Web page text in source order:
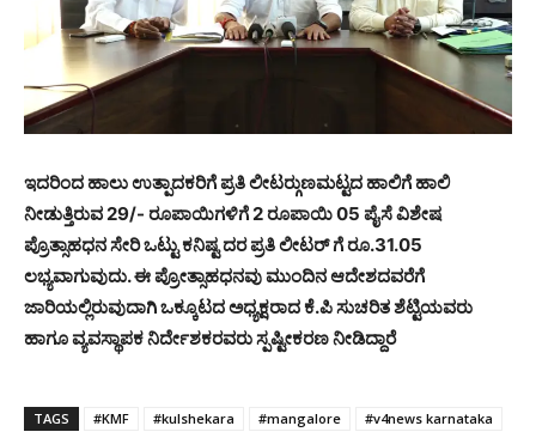
ಇದರಿಂದ ಹಾಲು ಉತ್ಪಾದಕರಿಗೆ ಪ್ರತಿ ಲೀಟರ್‍ಗುಣಮಟ್ಟದ ಹಾಲಿಗೆ ಹಾಲಿ
ನೀಡುತ್ತಿರುವ 29/- ರೂಪಾಯಿಗಳಿಗೆ 2 ರೂಪಾಯಿ 05 ಪೈಸೆ ವಿಶೇಷ
ಪ್ರೊತ್ಸಾಹಧನ ಸೇರಿ ಒಟ್ಟು ಕನಿಷ್ಟ ದರ ಪ್ರತಿ ಲೀಟರ್ ಗೆ ರೂ.31.05
ಲಭ್ಯವಾಗುವುದು. ಈ ಪ್ರೋತ್ಸಾಹಧನವು ಮುಂದಿನ ಆದೇಶದವರೆಗೆ
ಜಾರಿಯಲ್ಲಿರುವುದಾಗಿ ಒಕ್ಕೂಟದ ಅಧ್ಯಕ್ಷರಾದ ಕೆ.ಪಿ ಸುಚರಿತ ಶೆಟ್ಟಿಯವರು
ಹಾಗೂ ವ್ಯವಸ್ಥಾಪಕ ನಿರ್ದೇಶಕರವರು ಸ್ಪಷ್ಟೀಕರಣ ನೀಡಿದ್ದಾರೆ
TAGS #KMF #kulshekara #mangalore
#v4news karnataka